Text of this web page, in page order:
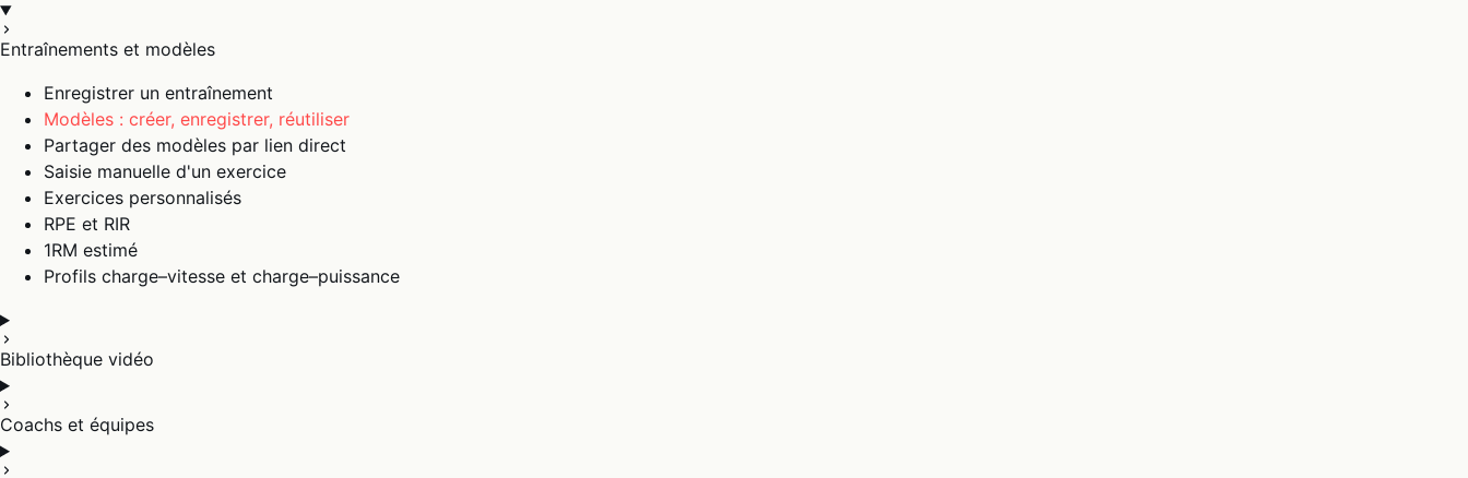
Entraînements et modèles
Enregistrer un entraînement
Modèles : créer, enregistrer, réutiliser
Partager des modèles par lien direct
Saisie manuelle d'un exercice
Exercices personnalisés
RPE et RIR
1RM estimé
Profils charge–vitesse et charge–puissance
Bibliothèque vidéo
Coachs et équipes